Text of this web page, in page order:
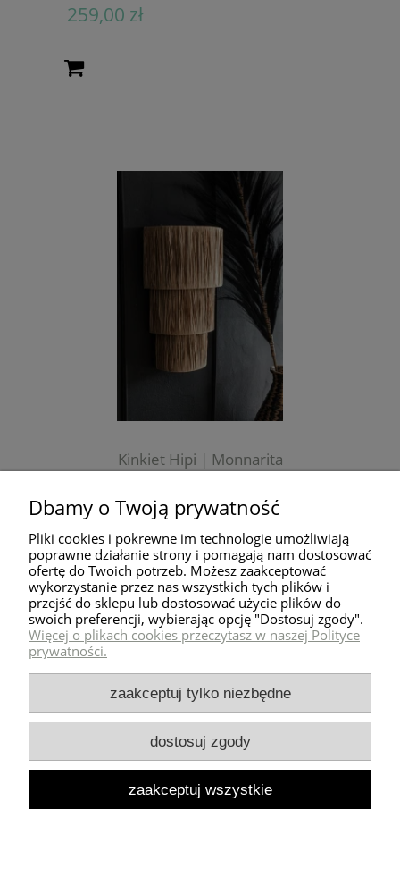
259,00 zł
Kinkiet Hipi | Monnarita
514,00 zł
Dbamy o Twoją prywatność
Pliki cookies i pokrewne im technologie umożliwiają
poprawne działanie strony i pomagają nam dostosować
ofertę do Twoich potrzeb. Możesz zaakceptować
wykorzystanie przez nas wszystkich tych plików i
przejść do sklepu lub dostosować użycie plików do
swoich preferencji, wybierając opcję "Dostosuj zgody".
Więcej o plikach cookies przeczytasz w naszej Polityce
prywatności.
zaakceptuj tylko niezbędne
dostosuj zgody
zaakceptuj wszystkie